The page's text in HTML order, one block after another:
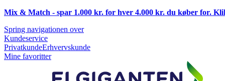
Mix & Match - spar 1.000 kr. for hver 4.000 kr. du køber for.
Spring navigationen over
Kundeservice
PrivatkundeErhvervskunde
Mine favoritter